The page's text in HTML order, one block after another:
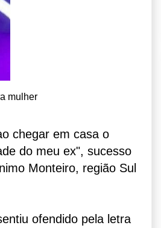
mulher
chegar em casa o
do meu ex", sucesso
Monteiro, região Sul
ofendido pela letra